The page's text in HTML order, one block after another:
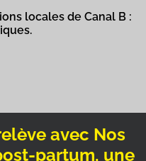
locales de Canal B :
avec Nos
partum, une